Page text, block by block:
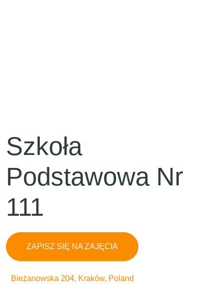
Szkoła
Podstawowa Nr
111
ZAPISZ SIĘ NA ZAJĘCIA
Bieżanowska 204, Kraków, Poland